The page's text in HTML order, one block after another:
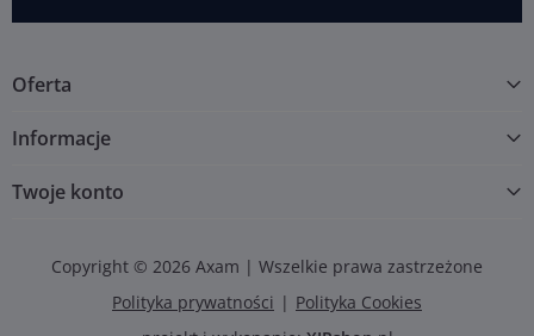
Oferta
Informacje
Twoje konto
Copyright © 2026 Axam | Wszelkie prawa zastrzeżone
Polityka prywatności
Polityka Cookies